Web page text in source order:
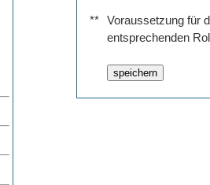
**
Voraussetzung für
entsprechenden